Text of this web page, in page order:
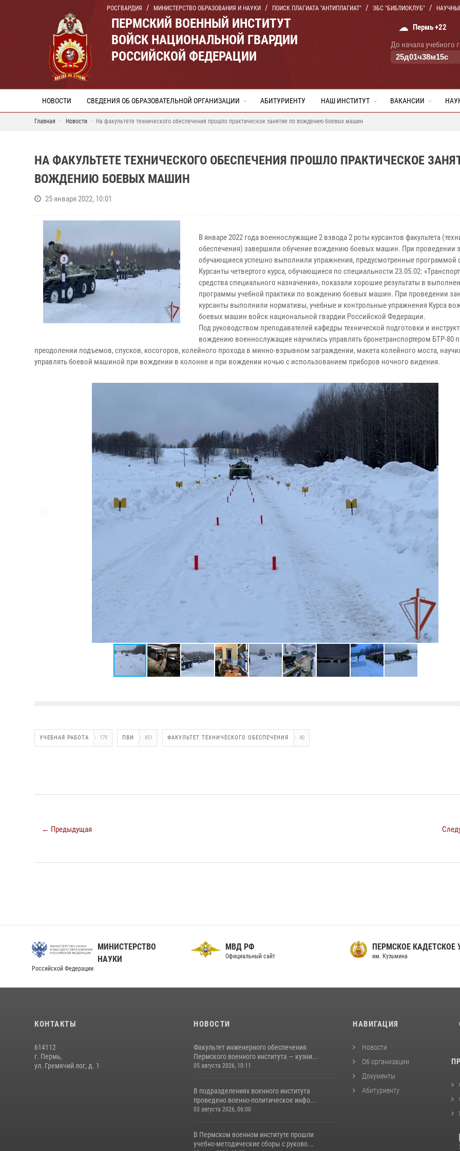
РОСГВАРДИЯ МИНИСТЕРСТВО ОБРАЗОВАНИЯ И НАУКИ ПОИСК ПЛАГИАТА "АНТИПЛАГИАТ" ЭБС "БИБЛИОКЛУБ"
ПЕРМСКИЙ ВОЕННЫЙ ИНСТИТУТ
ВОЙСК НАЦИОНАЛЬНОЙ ГВАРДИИ
РОССИЙСКОЙ ФЕДЕРАЦИИ
☁ Пермь +22
До начала учебного
25д01ч38м14с
НОВОСТИ СВЕДЕНИЯ ОБ ОБРАЗОВАТЕЛЬНОЙ ОРГАНИЗАЦИИ АБИТУРИЕНТУ НАШ ИНСТИТУТ ВАКАНСИИ
Главная Новости На факультете технического обеспечения прошло практическое занятие по вождению боевых машин
НА ФАКУЛЬТЕТЕ ТЕХНИЧЕСКОГО ОБЕСПЕЧЕНИЯ ПРОШЛО ПРАКТИЧЕСКОЕ
ВОЖДЕНИЮ БОЕВЫХ МАШИН
25 января 2022, 10:01
В январе 2022 года военнослужащие 2 взвода 2 роты курсантов факультета
обеспечения) завершили обучение вождению боевых машин. При проведении
обучающиеся успешно выполнили упражнения, предусмотренные программой
Курсанты четвертого курса, обучающиеся по специальности 23.05.02:
средства специального назначения», показали хорошие результаты в
программы учебной практики по вождению боевых машин. При проведении
курсанты выполнили нормативы, учебные и контрольные упражнения Курса
боевых машин войск национальной гвардии Российской Федерации.
Под руководством преподавателей кафедры технической подготовки и
вождению военнослужащие научились управлять бронетранспортером БТР-80
преодолении подъемов, спусков, косогоров, колейного прохода в минно-взрывном заграждении, макета колейного моста,
управлять боевой машиной при вождении в колонне и при вождении ночью с использованием приборов ночного видения.
УЧЕБНАЯ РАБОТА 179 ПВИ 851 ФАКУЛЬТЕТ ТЕХНИЧЕСКОГО ОБЕСПЕЧЕНИЯ 40
← Предыдущая
МИНИСТЕРСТВО
НАУКИ
Российской Федерации
МВД РФ
Официальный сайт
ПЕРМСКОЕ КАДЕТСКОЕ
им. Кузьмина
КОНТАКТЫ
614112
г. Пермь,
ул. Гремячий лог, д. 1
НОВОСТИ
Факультет инженерного обеспечения
Пермского военного института — кузни...
05 августа 2026, 10:11
В подразделениях военного института
проведено военно-политическое инфо...
03 августа 2026, 06:00
В Пермском военном институте прошли
учебно-методические сборы с руково...
НАВИГАЦИЯ
Новости
Об организации
Документы
Абитуриенту